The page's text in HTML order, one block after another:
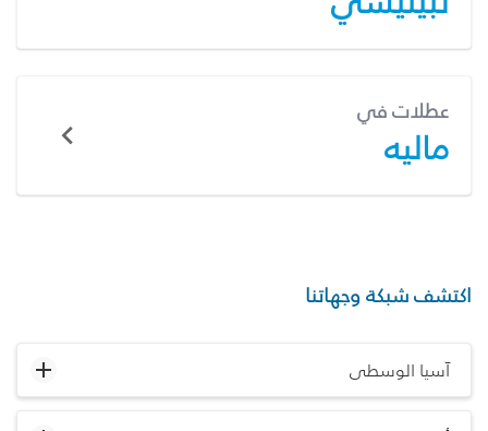
عطلات في
ماليه
اكتشف شبكة وجهاتنا
آسيا الوسطى